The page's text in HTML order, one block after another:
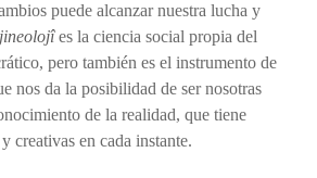
puede alcanzar nuestra lucha y
jineolojîes la ciencia social propia del
pero también es el instrumento de
nos da la posibilidad de ser nosotras
de la realidad, que tiene
creativas en cada instante.